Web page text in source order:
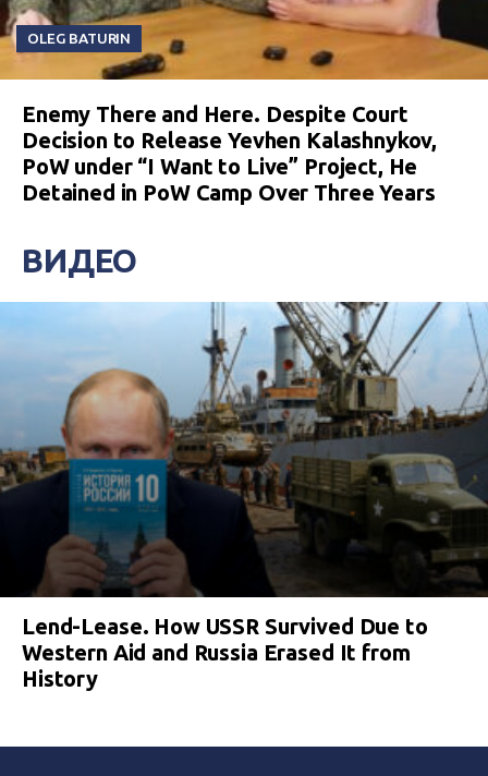
OLEG BATURIN
Enemy There and Here. Despite Court
Decision to Release Yevhen Kalashnykov,
PoW under “I Want to Live” Project, He
Detained in PoW Camp Over Three Years
ВИДЕО
Lend-Lease. How USSR Survived Due to
Western Aid and Russia Erased It from
History